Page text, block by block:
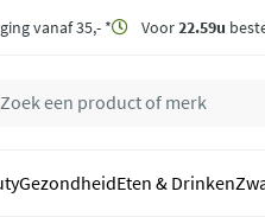
vanaf 35,- * Voor22.59u
GezondheidEten & Drinken